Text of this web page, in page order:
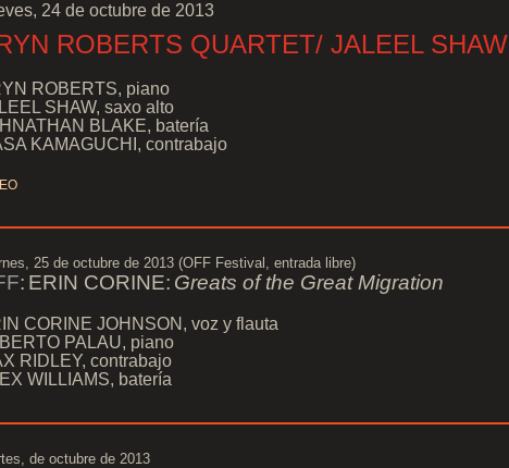
24 de octubre de 2013
ROBERTS QUARTET/ JALEEL SHAW
ROBERTS, piano
SHAW, saxo alto
BLAKE, batería
KAMAGUCHI, contrabajo
25 de octubre de 2013 (OFF Festival, entrada libre)
: ERIN CORINE: Greats of the Great Migration
CORINE JOHNSON, voz y flauta
PALAU, piano
RIDLEY, contrabajo
WILLIAMS, batería
de octubre de 2013